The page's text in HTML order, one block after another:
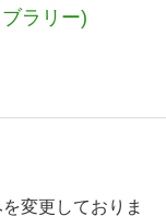
ラリー)
変更しておりま